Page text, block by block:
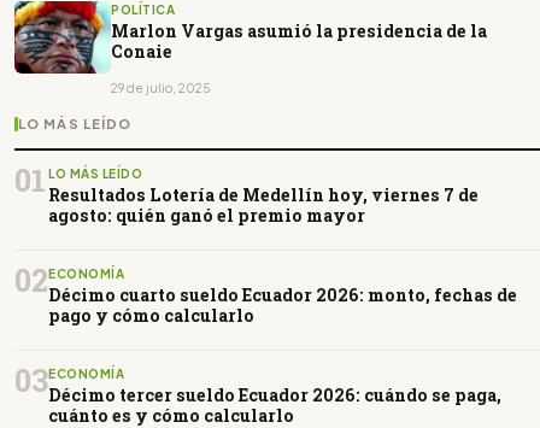
POLÍTICA
Marlon Vargas asumió la presidencia de la
Conaie
29 de julio, 2025
LO MÁS LEÍDO
01 LO MÁS LEÍDO
Resultados Lotería de Medellín hoy, viernes 7 de
agosto: quién ganó el premio mayor
02ECONOMÍA
Décimo cuarto sueldo Ecuador 2026: monto, fechas de
pago y cómo calcularlo
03ECONOMÍA
Décimo tercer sueldo Ecuador 2026: cuándo se paga,
cuánto es y cómo calcularlo